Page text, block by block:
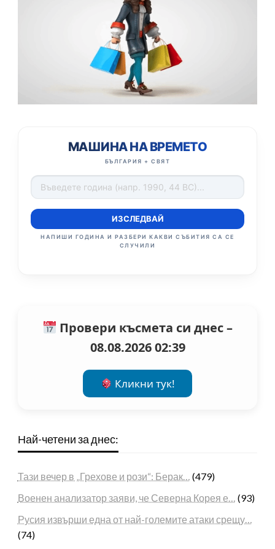
МАШИНА НА ВРЕМЕТО
БЪЛГАРИЯ + СВЯТ
ИЗСЛЕДВАЙ
НАПИШИ ГОДИНА И РАЗБЕРИ КАКВИ СЪБИТИЯ СА СЕ
СЛУЧИЛИ
Провери късмета си днес –
08.08.2026 02:39
Кликни тук!
Най-четени за днес:
Тази вечер в „Грехове и рози“: Берак… (479)
Военен анализатор заяви, че Северна Корея е… (93)
Русия извърши една от най-големите атаки срещу…
(74)